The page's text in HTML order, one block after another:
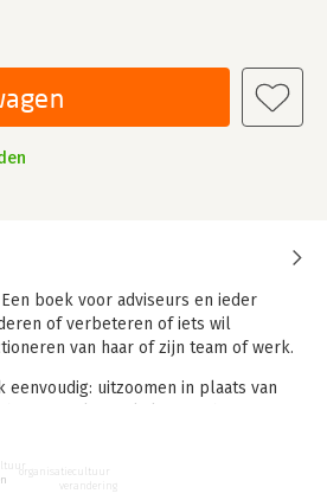
boek voor adviseurs en ieder
of verbeteren of iets wil
van haar of zijn team of werk.
eenvoudig: uitzoomen in plaats van
mallemolens van patronen
weg te kunnen gaan; begrijpen dat
organisatiecultuur
verandering